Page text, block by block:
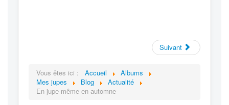
Suivant
Vous êtes ici : Accueil
Albums
Mes jupes
Blog
Actualité
En jupe même en automne